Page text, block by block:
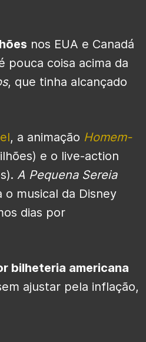
nos EUA e Canadá
pouca coisa acima da
, que tinha alcançado
, a animação Homem-
e o live-action
A Pequena Sereia
musical da Disney
dias por
bilheteria americana
ajustar pela inflação,